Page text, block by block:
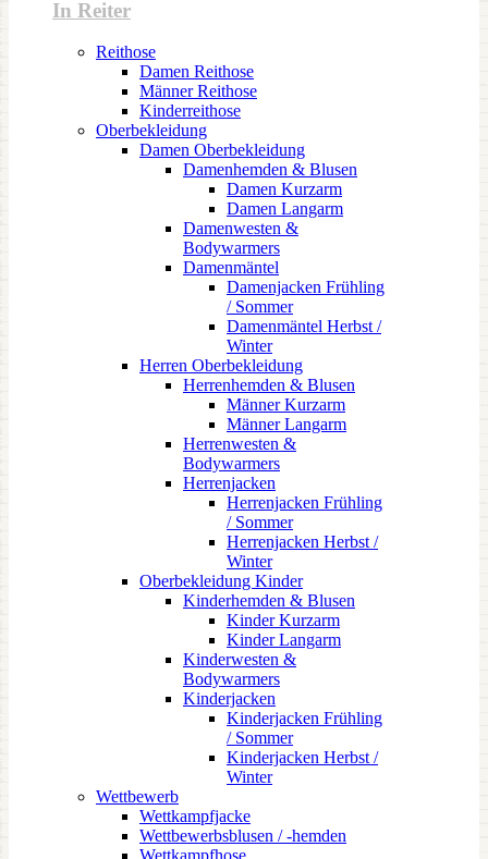
In Reiter
Reithose
Damen Reithose
Männer Reithose
Kinderreithose
Oberbekleidung
Damen Oberbekleidung
Damenhemden & Blusen
Damen Kurzarm
Damen Langarm
Damenwesten &
Bodywarmers
Damenmäntel
Damenjacken Frühling
/ Sommer
Damenmäntel Herbst /
Winter
Herren Oberbekleidung
Herrenhemden & Blusen
Männer Kurzarm
Männer Langarm
Herrenwesten &
Bodywarmers
Herrenjacken
Herrenjacken Frühling
/ Sommer
Herrenjacken Herbst /
Winter
Oberbekleidung Kinder
Kinderhemden & Blusen
Kinder Kurzarm
Kinder Langarm
Kinderwesten &
Bodywarmers
Kinderjacken
Kinderjacken Frühling
/ Sommer
Kinderjacken Herbst /
Winter
Wettbewerb
Wettkampfjacke
Wettbewerbsblusen / -hemden